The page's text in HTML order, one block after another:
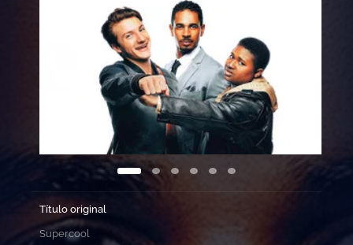
según todos los informes, un primer día muy
decepcionante y vergonzoso en la escuela, Neil pide un
deseo mágico de ser genial justo en el momento
mágico en que el reloj marca las 11:11. A la mañana
siguiente, Neil se despierta con una realidad que
proviene directamente de los cómics de sus sueños.
Título original
Supercool